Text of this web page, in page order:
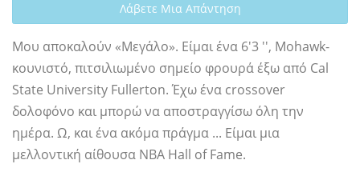
Λάβετε Μια Απάντηση
Μου αποκαλούν «Μεγάλο». Είμαι ένα 6'3 '', Mohawk-
κουνιστό, πιτσιλιωμένο σημείο φρουρά έξω από Cal
State University Fullerton. Έχω ένα crossover
δολοφόνο και μπορώ να αποστραγγίσω όλη την
ημέρα. Ω, και ένα ακόμα πράγμα ... Είμαι μια
μελλοντική αίθουσα NBA Hall of Fame.